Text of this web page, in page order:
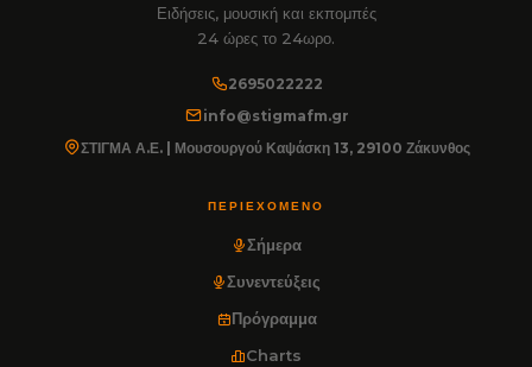
Ειδήσεις, μουσική και εκπομπές
24 ώρες το 24ωρο.
2695022222
info@stigmafm.gr
ΣΤΙΓΜΑ Α.Ε. | Μουσουργού Καψάσκη 13, 29100 Ζάκυνθος
ΠΕΡΙΕΧΌΜΕΝΟ
Σήμερα
Συνεντεύξεις
Πρόγραμμα
Charts